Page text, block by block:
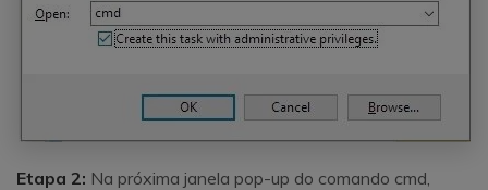
Etapa 2: Na próxima janela pop-up do comando cmd,